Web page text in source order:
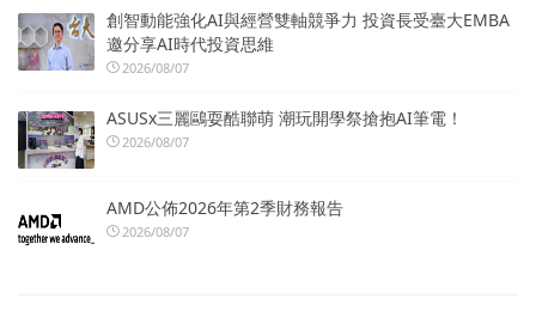
創智動能強化AI與經營雙軸競爭力 投資長受臺大EMBA
邀分享AI時代投資思維
2026/08/07
ASUSx三麗鷗耍酷聯萌 潮玩開學祭搶抱AI筆電！
2026/08/07
AMD公佈2026年第2季財務報告
2026/08/07